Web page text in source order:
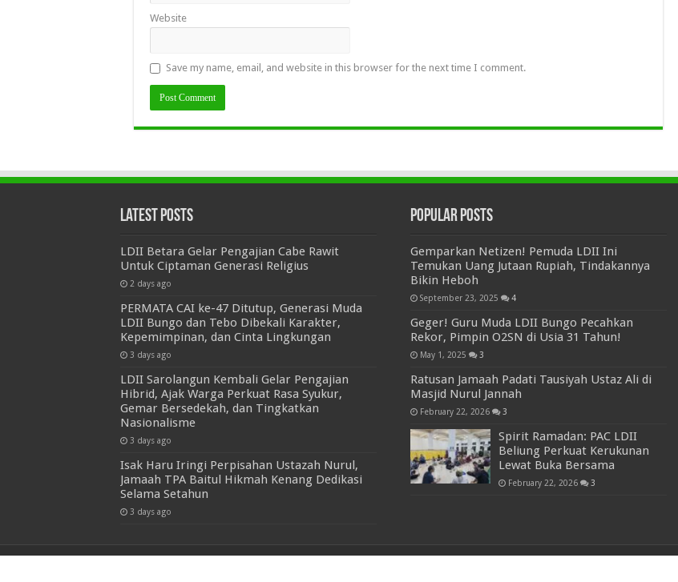
Website
Save my name, email, and website in this browser for the next time I comment.
Latest Posts
LDII Betara Gelar Pengajian Cabe Rawit
Untuk Ciptaman Generasi Religius
2 days ago
PERMATA CAI ke-47 Ditutup, Generasi Muda
LDII Bungo dan Tebo Dibekali Karakter,
Kepemimpinan, dan Cinta Lingkungan
3 days ago
LDII Sarolangun Kembali Gelar Pengajian
Hibrid, Ajak Warga Perkuat Rasa Syukur,
Gemar Bersedekah, dan Tingkatkan
Nasionalisme
3 days ago
Isak Haru Iringi Perpisahan Ustazah Nurul,
Jamaah TPA Baitul Hikmah Kenang Dedikasi
Selama Setahun
3 days ago
Popular Posts
Gemparkan Netizen! Pemuda LDII Ini
Temukan Uang Jutaan Rupiah, Tindakannya
Bikin Heboh
September 23, 2025 4
Geger! Guru Muda LDII Bungo Pecahkan
Rekor, Pimpin O2SN di Usia 31 Tahun!
May 1, 2025 3
Ratusan Jamaah Padati Tausiyah Ustaz Ali di
Masjid Nurul Jannah
February 22, 2026 3
Spirit Ramadan: PAC LDII
Beliung Perkuat Kerukunan
Lewat Buka Bersama
February 22, 2026 3